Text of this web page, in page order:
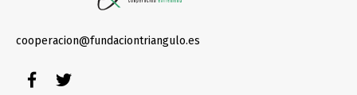
cooperacion@fundaciontriangulo.es
Facebook
Twitter